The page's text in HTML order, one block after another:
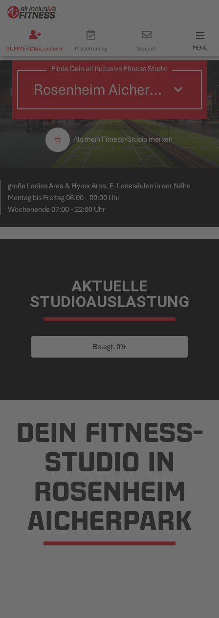
SUMMER DEAL sichern! Probetraining Support MENÜ
Finde Dein all inclusive Fitness Studio
Als mein Fitness-Studio merken
große Ladies Area & Hyrox Area, E-Ladesäulen in der Nähe
Montag bis Freitag 06:00 - 00:00 Uhr
Wochenende 07:00 - 22:00 Uhr
AKTUELLE
STUDIOAUSLASTUNG
Belegt: 0%
DEIN FITNESS­
STUDIO IN
ROSENHEIM
AICHERPARK